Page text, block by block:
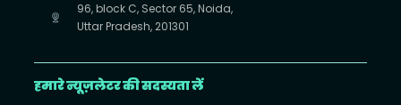
96, block C, Sector 65, Noida,
Uttar Pradesh, 201301
हमारे न्यूज़लेटर की सदस्यता लें